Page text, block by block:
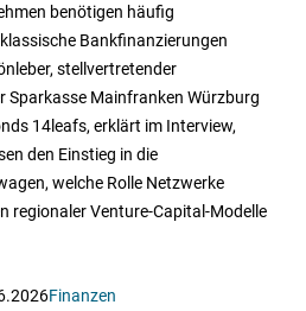
benötigen häufig
Bankfinanzierungen
stellvertretender
Sparkasse Mainfranken Würzburg
14leafs, erklärt im Interview,
den Einstieg in die
welche Rolle Netzwerke
regionaler Venture-Capital-Modelle
Finanzen